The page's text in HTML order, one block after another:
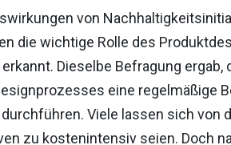
von
die wichtige Rolle des
Dieselbe Befragung ergab,
eine regelmäßige
Viele lassen sich von
zu kostenintensiv seien. Doch